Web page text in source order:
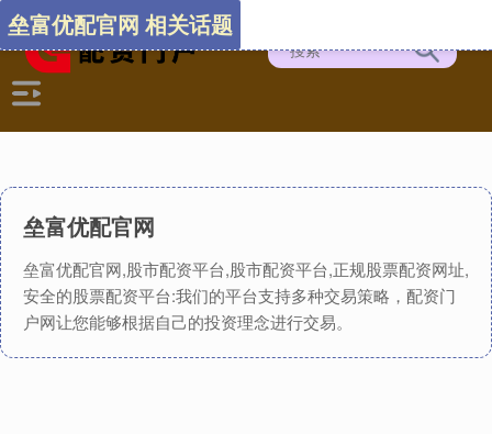
垒富优配官网
垒富优配官网,股市配资平台,股市配资平台,正规股票配资网址,
安全的股票配资平台:我们的平台支持多种交易策略，配资门
户网让您能够根据自己的投资理念进行交易。
垒富优配官网 相关话题